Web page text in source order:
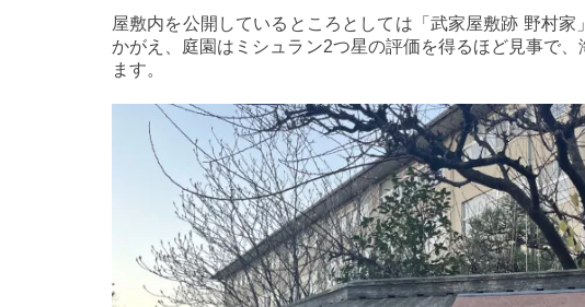
屋敷内を公開しているところとしては「武家屋敷跡 野村
かがえ、庭園はミシュラン2つ星の評価を得るほど見事で
ます。